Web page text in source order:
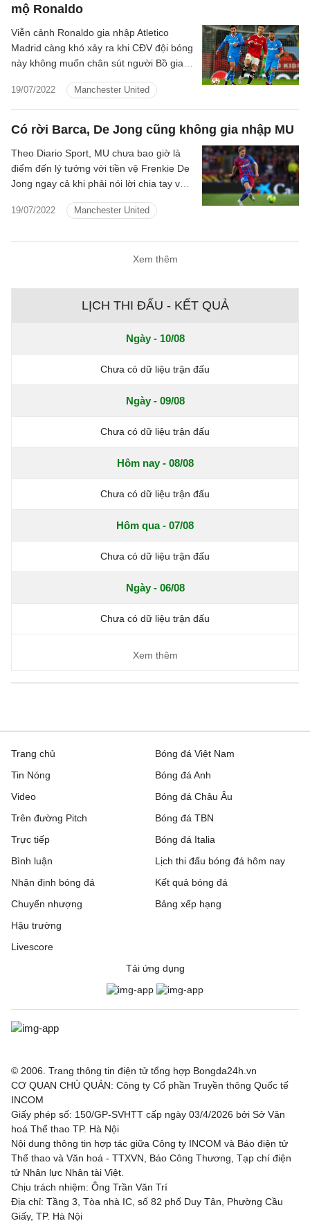
mộ Ronaldo
19/07/2022 Manchester United
Viễn cảnh Ronaldo gia nhập Atletico
Madrid càng khó xảy ra khi CĐV đội bóng
này không muốn chân sút người Bồ gia
Có rời Barca, De Jong cũng không gia nhập MU
19/07/2022 Manchester United
Theo Diario Sport, MU chưa bao giờ là
điểm đến lý tưởng với tiền vệ Frenkie De
Jong ngay cả khi phải nói lời chia tay với
Xem thêm
LỊCH THI ĐẤU - KẾT QUẢ
Ngày - 10/08
Chưa có dữ liệu trận đấu
Ngày - 09/08
Chưa có dữ liệu trận đấu
Hôm nay - 08/08
Chưa có dữ liệu trận đấu
Hôm qua - 07/08
Chưa có dữ liệu trận đấu
Ngày - 06/08
Chưa có dữ liệu trận đấu
Xem thêm
Trang chủ
Tin Nóng
Video
Trên đường Pitch
Trực tiếp
Bóng đá Việt Nam
Bóng đá Anh
Bóng đá Châu Âu
Bóng đá TBN
Bóng đá Italia
Bình luận
Nhận định bóng đá
Chuyển nhượng
Hậu trường
Livescore
Lịch thi đấu bóng đá hôm nay
Kết quả bóng đá
Bảng xếp hạng
Tải ứng dụng
© 2006. Trang thông tin điện tử tổng hợp Bongda24h.vn
CƠ QUAN CHỦ QUẢN: Công ty Cổ phần Truyền thông Quốc tế
INCOM
Giấy phép số: 150/GP-SVHTT cấp ngày 03/4/2026 bởi Sở Văn
hoá Thể thao TP. Hà Nội
Nội dung thông tin hợp tác giữa Công ty INCOM và Báo điện tử
Thể thao và Văn hoá - TTXVN, Báo Công Thương, Tạp chí điện
tử Nhân lực Nhân tài Việt.
Chịu trách nhiệm: Ông Trần Văn Trí
Địa chỉ: Tầng 3, Tòa nhà IC, số 82 phố Duy Tân, Phường Cầu
Giấy, TP. Hà Nội